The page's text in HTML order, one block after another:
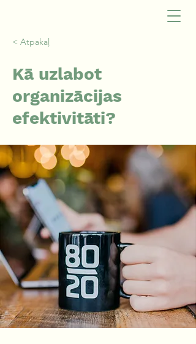
< Atpakaļ
Kā uzlabot
organizācijas
efektivitāti?